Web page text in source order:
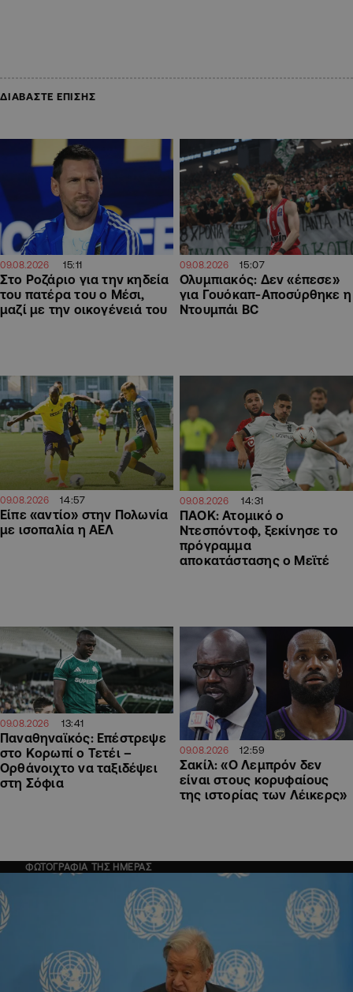
ΔΙΑΒΑΣΤΕ ΕΠΙΣΗΣ
09.08.2026 15:11
Στο Ροζάριο για την κηδεία
του πατέρα του ο Μέσι,
μαζί με την οικογένειά του
09.08.2026 15:07
Ολυμπιακός: Δεν «έπεσε»
για Γουόκαπ-Αποσύρθηκε η
Ντουμπάι BC
09.08.2026 14:57
Είπε «αντίο» στην Πολωνία
με ισοπαλία η ΑΕΛ
09.08.2026 14:31
ΠΑΟΚ: Ατομικό ο
Ντεσπόντοφ, ξεκίνησε το
πρόγραμμα
αποκατάστασης ο Μεϊτέ
09.08.2026 13:41
Παναθηναϊκός: Επέστρεψε
στο Κορωπί ο Τετέι –
Ορθάνοιχτο να ταξιδέψει
στη Σόφια
09.08.2026 12:59
Σακίλ: «Ο Λεμπρόν δεν
είναι στους κορυφαίους
της ιστορίας των Λέικερς»
ΦΩΤΟΓΡΑΦΙΑ ΤΗΣ ΗΜΕΡΑΣ